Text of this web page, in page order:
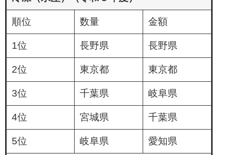
順位 数量 金額
1位 長野県 長野県
2位 東京都 東京都
3位 千葉県 岐阜県
4位 宮城県 千葉県
5位 岐阜県 愛知県